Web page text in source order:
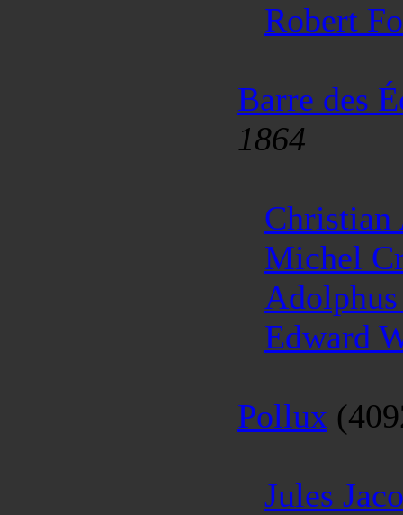
Robert
Barre des
1864
Christian
Michel
Edward
Pollux
Jules